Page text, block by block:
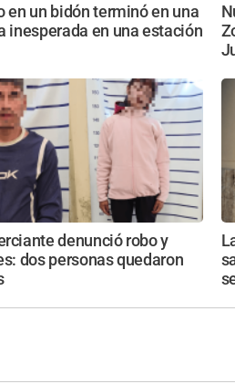
en un bidón terminó en una
inesperada en una estación
denunció robo y
dos personas quedaron